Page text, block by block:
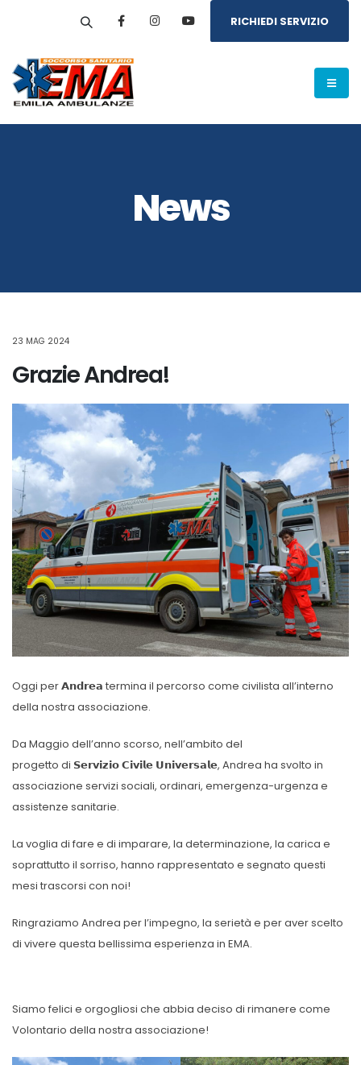
RICHIEDI SERVIZIO
News
23 MAG 2024
Grazie Andrea!
Oggi per 𝗔𝗻𝗱𝗿𝗲𝗮 termina il percorso come civilista all’interno
della nostra associazione.
Da Maggio dell’anno scorso, nell’ambito del
progetto di 𝗦𝗲𝗿𝘃𝗶𝘇𝗶𝗼 𝗖𝗶𝘃𝗶𝗹𝗲 𝗨𝗻𝗶𝘃𝗲𝗿𝘀𝗮𝗹𝗲, Andrea ha svolto in
associazione servizi sociali, ordinari, emergenza-urgenza e
assistenze sanitarie️.
La voglia di fare e di imparare, la determinazione, la carica e
soprattutto il sorriso, hanno rappresentato e segnato questi
mesi trascorsi con noi!
Ringraziamo Andrea per l’impegno, la serietà e per aver scelto
di vivere questa bellissima esperienza in EMA.
Siamo felici e orgogliosi che abbia deciso di rimanere come
Volontario della nostra associazione!